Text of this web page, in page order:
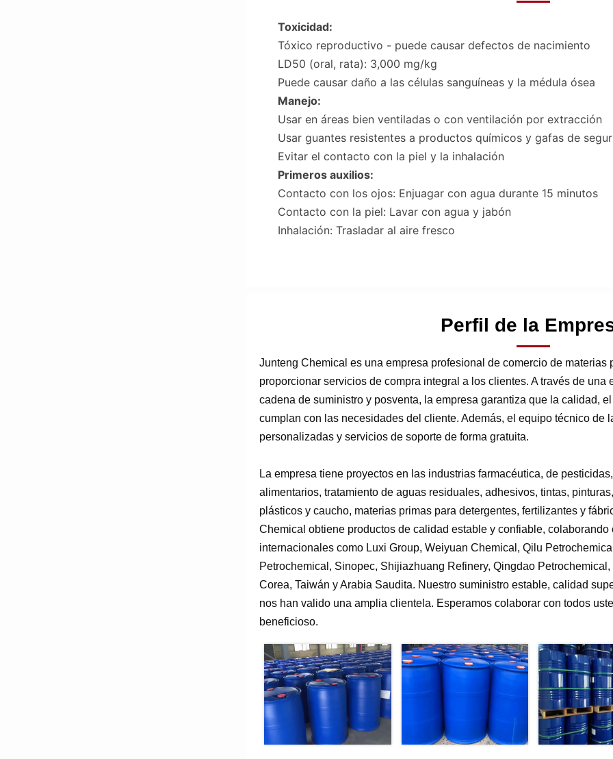
Toxicidad:
Tóxico reproductivo - puede causar defectos de nacimiento
LD50 (oral, rata): 3,000 mg/kg
Puede causar daño a las células sanguíneas y la médula ósea
Manejo:
Usar en áreas bien ventiladas o con ventilación por extracción
Usar guantes resistentes a productos químicos y gafas de
Evitar el contacto con la piel y la inhalación
Primeros auxilios:
Contacto con los ojos: Enjuagar con agua durante 15 minutos
Contacto con la piel: Lavar con agua y jabón
Inhalación: Trasladar al aire fresco
Perfil de la
Junteng Chemical es una empresa profesional de comercio de materias
proporcionar servicios de compra integral a los clientes. A través de una
cadena de suministro y posventa, la empresa garantiza que la calidad,
cumplan con las necesidades del cliente. Además, el equipo técnico de
personalizadas y servicios de soporte de forma gratuita.
La empresa tiene proyectos en las industrias farmacéutica, de
alimentarios, tratamiento de aguas residuales, adhesivos, tintas,
plásticos y caucho, materias primas para detergentes, fertilizantes y
Chemical obtiene productos de calidad estable y confiable,
internacionales como Luxi Group, Weiyuan Chemical, Qilu
Petrochemical, Sinopec, Shijiazhuang Refinery, Qingdao
Corea, Taiwán y Arabia Saudita. Nuestro suministro estable, calidad
nos han valido una amplia clientela. Esperamos colaborar con todos
beneficioso.